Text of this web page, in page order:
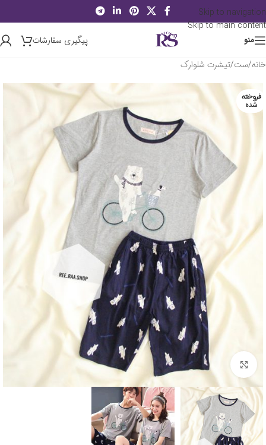
Skip to navigation
Skip to main content
منو
پیگیری سفارشات
خانه/ست/تیشرت شلوارک
فروخته
شده
برای بزرگنمایی کلیک کنید